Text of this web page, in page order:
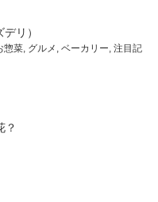
リ）
惣菜, グルメ , ベーカリー, 注目記
？